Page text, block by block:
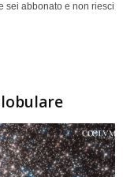
sei abbonato e non riesci